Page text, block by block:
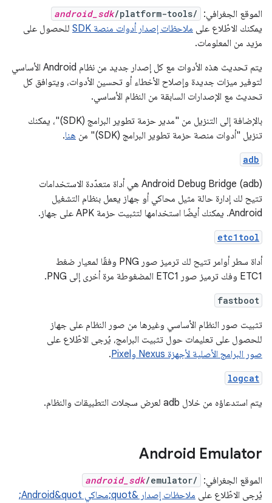
الموقع الجغرافي: android_sdk/platform-tools/
يمكنك الاطّلاع على ملاحظات إصدار أدوات منصة SDK
للحصول على
مزيد من المعلومات.
يتم تحديث هذه الأدوات مع كل إصدار جديد من نظام Android الأساسي
لتوفير ميزات جديدة وإصلاح الأخطاء أو تحسين الأدوات، ويتوافق كل
تحديث مع الإصدارات السابقة من النظام الأساسي.
بالإضافة إلى التنزيل من "مدير حزمة تطوير البرامج (SDK)"، يمكنك
تنزيل "أدوات منصة حزمة تطوير البرامج (SDK)" من
هنا.
adb
‫Android Debug Bridge (adb) هي أداة متعدّدة الاستخدامات
تتيح لك إدارة حالة مثيل محاكي أو جهاز يعمل بنظام التشغيل
Android. يمكنك أيضًا استخدامها لتثبيت حزمة APK على جهاز.
etc1tool
أداة سطر أوامر تتيح لك ترميز صور PNG وفقًا لمعيار ضغط
ETC1 وفك ترميز صور ETC1 المضغوطة مرة أخرى إلى PNG.
fastboot
تثبيت صور النظام الأساسي وغيرها من صور النظام على جهاز
للحصول على تعليمات حول تثبيت البرامج، يُرجى الاطّلاع على
صور البرامج الأصلية لأجهزة Nexus وPixel
.
logcat
يتم استدعاؤه من خلال adb لعرض سجلات التطبيقات والنظام.
Android Emulator
الموقع الجغرافي: android_sdk/emulator/
يُرجى الاطّلاع على ملاحظات إصدار &quot;محاكي Android&quot;